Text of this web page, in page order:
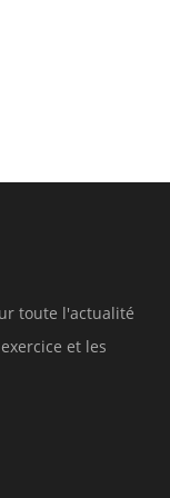
toute l'actualité
et les